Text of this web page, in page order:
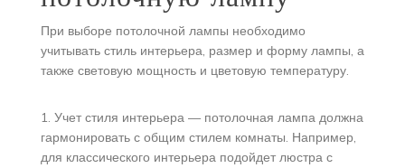
При выборе потолочной лампы необходимо
учитывать стиль интерьера, размер и форму лампы, а
также световую мощность и цветовую температуру.
1. Учет стиля интерьера — потолочная лампа должна
гармонировать с общим стилем комнаты. Например,
для классического интерьера подойдет люстра с